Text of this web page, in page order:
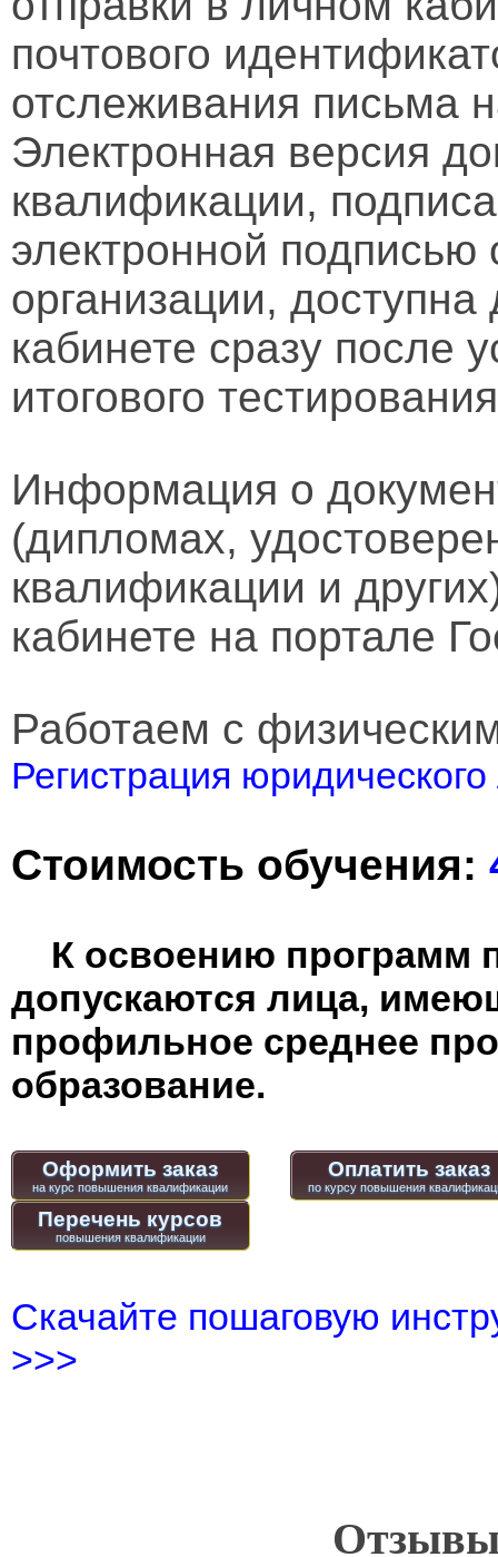
почтового
отслеживания письма
Электронная версия
квалификации,
электронной подписью
организации,
кабинете сразу после
итогового
Информация о
(дипломах,
квалификации и
кабинете на портале
Работаем с
Регистрация
Стоимость обучения:
К освоению программ
допускаются лица,
профильное среднее
образование.
Оформить заказ Оплатить заказ
Перечень курсов
повышения квалификации
Скачайте пошаговую
>>>